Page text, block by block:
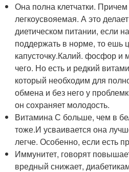
Она полна клетчатки.
легкоусвояемая. А это
диетическом питании, если
поддержать в норме, то ешь
капусточку.Калий. фосфор
чего. Но есть и редкий
который необходим для
обмена и без него у
он сохраняет молодость.
Витамина С больше, чем в
тоже.И усваивается она
легче. Особенно, если есть
Иммунитет, говорят
вредный снижает,